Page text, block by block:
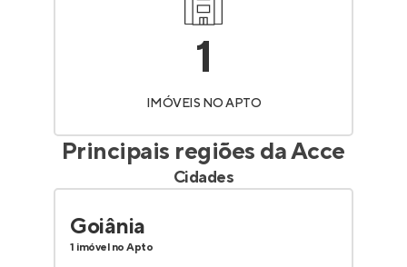
1
IMÓVEIS NO APTO
Principais regiões daAcce
Cidades
Goiânia
1 imóvel no Apto